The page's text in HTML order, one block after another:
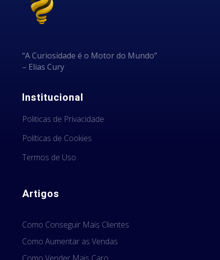
“A Curiosidade é o Motor do Mundo”
– Elias Cury
Institucional
Politicas de Privacidade
Políticas de Cookies
Termos de Uso
Artigos
Como Conseguir Mais Clientes
Como Aumentar as Vendas
Como Vender Mais Caro